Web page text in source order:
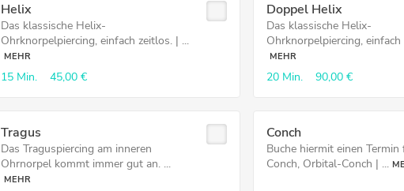
Helix
Das klassische Helix-
Ohrknorpelpiercing, einfach zeitlos. | ...
MEHR
15 Min. 45,00 €
Doppel Helix
Das klassische Helix-
Ohrknorpelpiercing, einfach
MEHR
20 Min. 90,00 €
Tragus
Das Traguspiercing am inneren
Ohrnorpel kommt immer gut an. ...
MEHR
Conch
Buche hiermit einen
Conch, Orbital-Conch | ...